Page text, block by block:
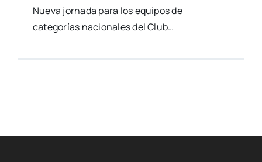
Nueva jornada para los equipos de
categorías nacionales del Club…